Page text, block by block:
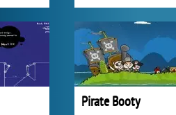
Pirate Booty